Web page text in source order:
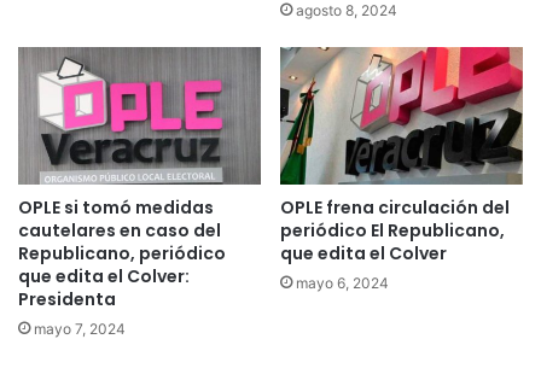
agosto 8, 2024
OPLE si tomó medidas
cautelares en caso del
Republicano, periódico
que edita el Colver:
Presidenta
mayo 7, 2024
OPLE frena circulación del
periódico El Republicano,
que edita el Colver
mayo 6, 2024